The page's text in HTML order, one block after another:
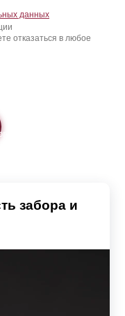
данных
отказаться в любое
забора и